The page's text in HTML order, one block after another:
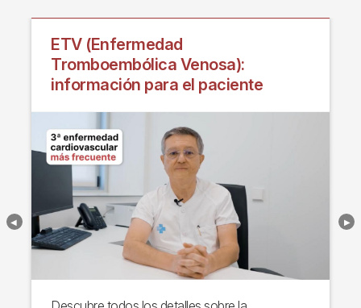
ETV (Enfermedad
Tromboembólica Venosa):
información para el paciente